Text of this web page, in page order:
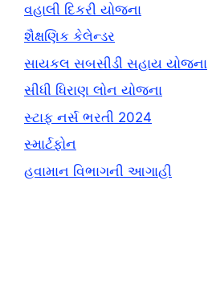
વહાલી દિકરી યોજના
શૈક્ષણિક કેલેન્ડર
સાયકલ સબસીડી સહાય યોજના
સીધી ધિરાણ લોન યોજના
સ્ટાફ નર્સ ભરતી 2024
સ્માર્ટફોન
હવામાન વિભાગની આગાહી